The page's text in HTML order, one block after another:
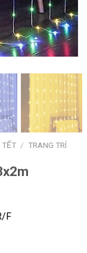
TẾT / TRANG TRÍ
F